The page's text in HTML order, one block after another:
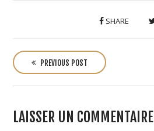
SHARE
o
s
t
n
a
PREVIOUS POST
LAISSER UN COMMENTAIRE